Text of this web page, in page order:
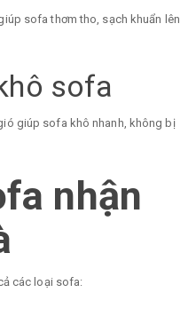
sofa thơm tho, sạch khuẩn lên
sofa
giúp sofa khô nhanh, không bị
nhận
các loại sofa: